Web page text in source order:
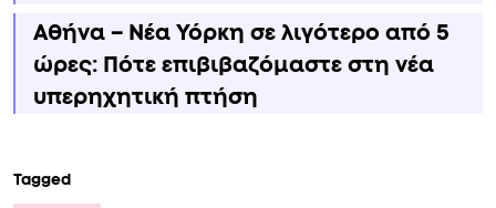
Αθήνα – Νέα Υόρκη σε λιγότερο από 5
ώρες: Πότε επιβιβαζόμαστε στη νέα
υπερηχητική πτήση
Tagged